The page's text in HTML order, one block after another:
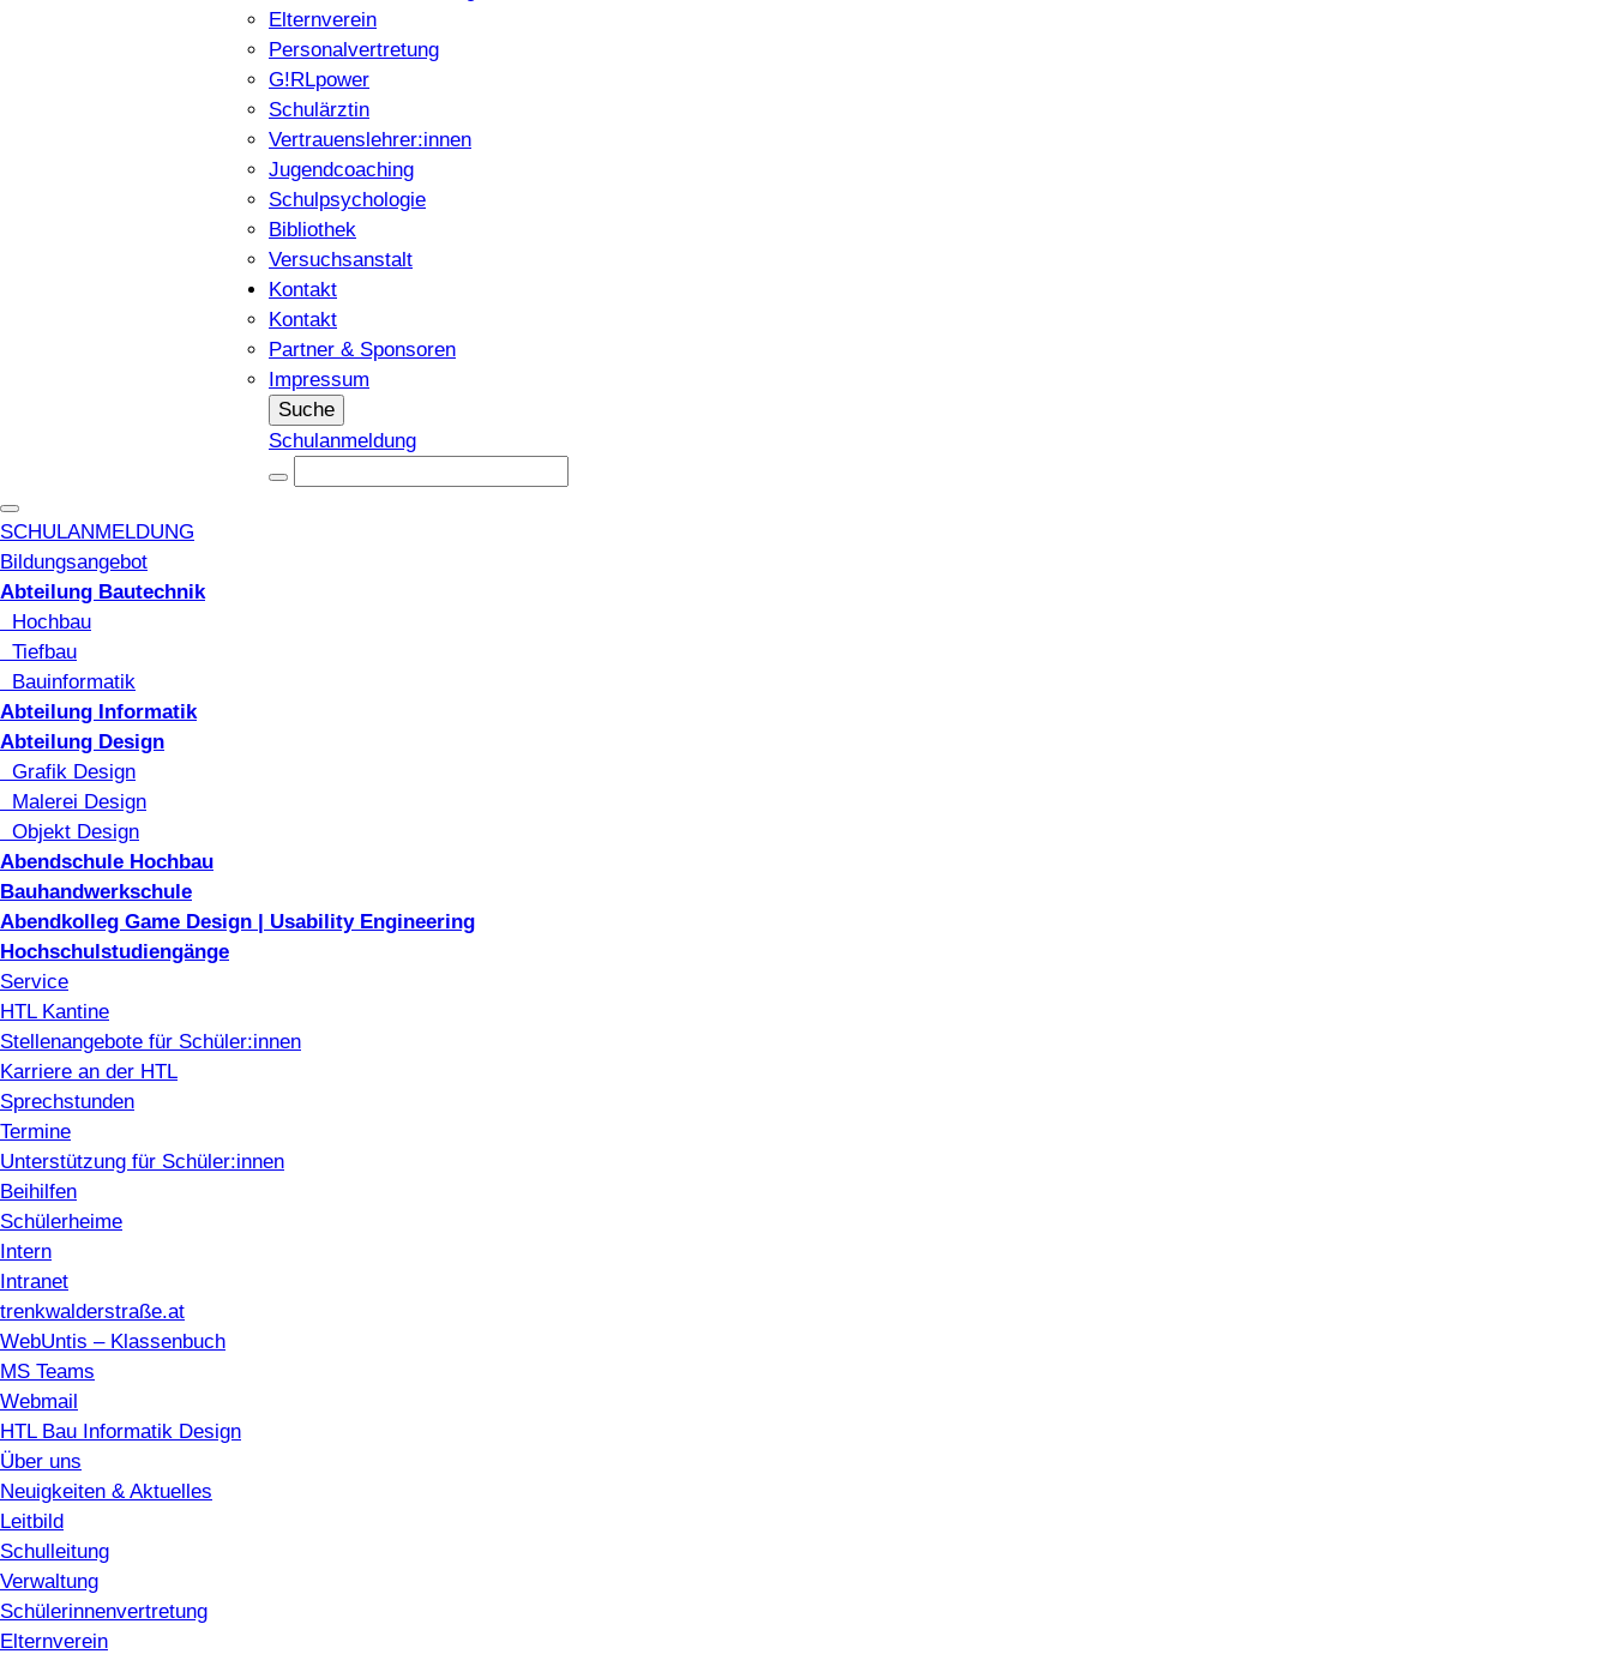
Elternverein
Personalvertretung
G!RLpower
Schulärztin
Vertrauenslehrer:innen
Jugendcoaching
Schulpsychologie
Bibliothek
Versuchsanstalt
Kontakt
Kontakt
Partner & Sponsoren
Impressum
Suche
Schulanmeldung
SCHULANMELDUNG
Bildungsangebot
Abteilung Bautechnik
Hochbau
Tiefbau
Bauinformatik
Abteilung Informatik
Abteilung Design
Grafik Design
Malerei Design
Objekt Design
Abendschule Hochbau
Bauhandwerkschule
Abendkolleg Game Design | Usability Engineering
Hochschulstudiengänge
Service
HTL Kantine
Stellenangebote für Schüler:innen
Karriere an der HTL
Sprechstunden
Termine
Unterstützung für Schüler:innen
Beihilfen
Schülerheime
Intern
Intranet
trenkwalderstraße.at
WebUntis – Klassenbuch
MS Teams
Webmail
HTL Bau Informatik Design
Über uns
Neuigkeiten & Aktuelles
Leitbild
Schulleitung
Verwaltung
Schülerinnenvertretung
Elternverein